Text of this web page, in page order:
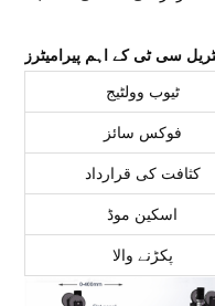
ٹیوب وولٹیج
فوکس سائز
کثافت کی قرارداد
اسکین موڈ
پکڑنے والا